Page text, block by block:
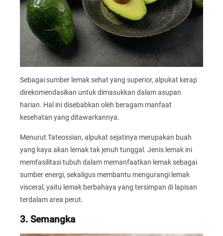
Sebagai sumber lemak sehat yang superior, alpukat kerap
direkomendasikan untuk dimasukkan dalam asupan
harian. Hal ini disebabkan oleh beragam manfaat
kesehatan yang ditawarkannya.
Menurut Tateossian, alpukat sejatinya merupakan buah
yang kaya akan lemak tak jenuh tunggal. Jenis lemak ini
memfasilitasi tubuh dalam memanfaatkan lemak sebagai
sumber energi, sekaligus membantu mengurangi lemak
visceral, yaitu lemak berbahaya yang tersimpan di lapisan
terdalam area perut.
3. Semangka